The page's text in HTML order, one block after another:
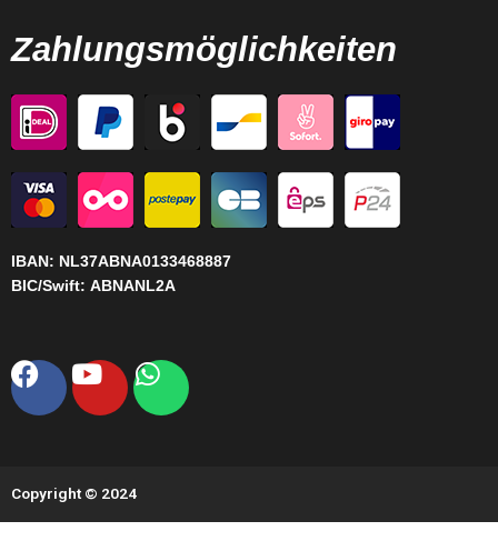
Zahlungsmöglichkeiten
IBAN: NL37ABNA0133468887
BIC/Swift: ABNANL2A
Facebook
YoutubeWhatsapp
Copyright © 2024